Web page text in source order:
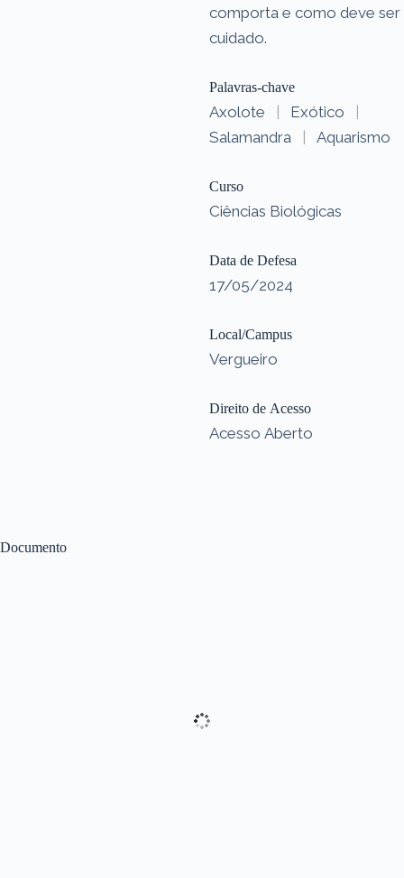
Documento
comporta e como deve ser
cuidado.
Palavras-chave
Axolote | Exótico
|
Salamandra
| Aquarismo
Curso
Ciências Biológicas
Data de Defesa
17/05/2024
Local/Campus
Vergueiro
Direito de Acesso
Acesso Aberto